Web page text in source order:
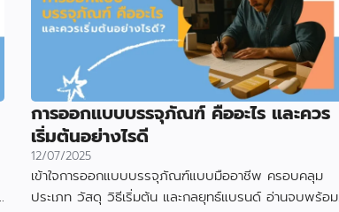
การออกแบบบรรจุภัณฑ์ คืออะไร และควร
เริ่มต้นอย่างไรดี
12/07/2025
เข้าใจการออกแบบบรรจุภัณฑ์แบบมืออาชีพ ครอบคลุม
ประเภท วัสดุ วิธีเริ่มต้น และกลยุทธ์แบรนด์ อ่านจบพร้อม